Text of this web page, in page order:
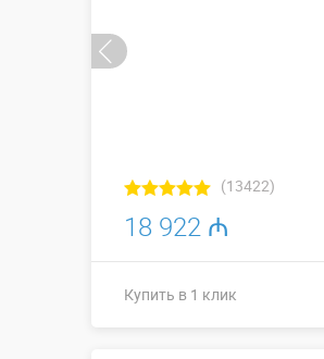
(13422)
18 922 ₼
Купить в 1 клик